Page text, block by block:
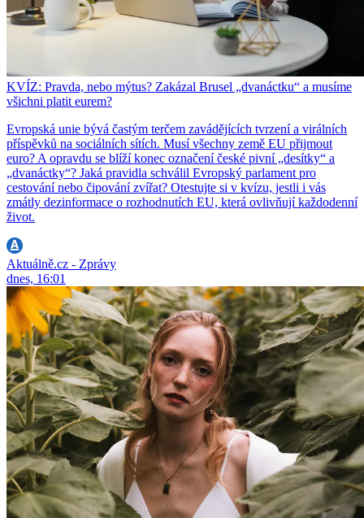
KVÍZ: Pravda, nebo mýtus? Zakázal Brusel „dvanáctku“ a musíme
všichni platit eurem?
Evropská unie bývá častým terčem zavádějících tvrzení a virálních
příspěvků na sociálních sítích. Musí všechny země EU přijmout
euro? A opravdu se blíží konec označení české pivní „desítky“ a
„dvanáctky“? Jaká pravidla schválil Evropský parlament pro
cestování nebo čipování zvířat? Otestujte si v kvízu, jestli i vás
zmátly dezinformace o rozhodnutích EU, která ovlivňují každodenní
život.
Aktuálně.cz - Zprávy
dnes, 16:01